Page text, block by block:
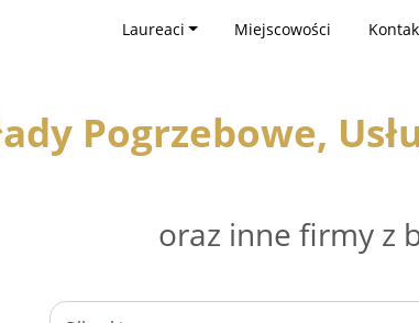
Laureaci Miejscowości
Pogrzebowe,
oraz inne firmy z